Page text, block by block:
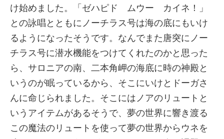
け始めました。「ゼハピド ムウー カイネ！」
との詠唱とともにノーチラス号は海の底にもいけ
るようになったそうです。なんでまた唐突にノー
チラス号に潜水機能をつけてくれたのかと思った
ら、サロニアの南、二本角岬の海底に時の神殿と
いうのが眠っているから、そこにいけとドーガさ
んに命じられました。そこにはノアのリュートと
いうアイテムがあるそうで、夢の世界に響き渡る
この魔法のリュートを使って夢の世界からウネを